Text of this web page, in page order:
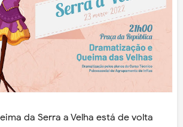
da Serra a Velha está de volta